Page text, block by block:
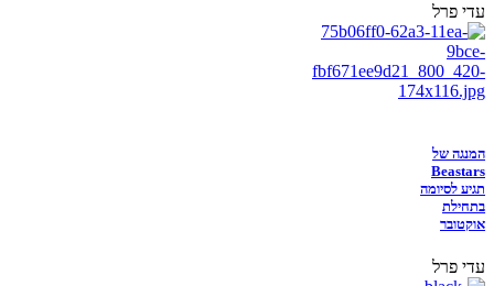
עדי פרל
המנגה של
Beastars
תגיע לסיומה
בתחילת
אוקטובר
עדי פרל